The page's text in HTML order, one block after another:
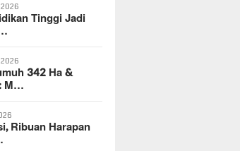
Tinggi Jadi
342 Ha &
M…
Ribuan Harapan